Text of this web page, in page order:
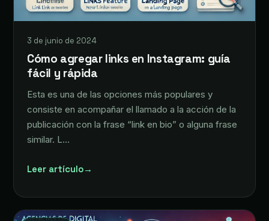
3 de junio de 2024
Cómo agregar links en Instagram: guía
fácil y rápida
Esta es una de las opciones más populares y
consiste en acompañar el llamado a la acción de la
publicación con la frase “link en bio” o alguna frase
similar. L…
Leer artículo→